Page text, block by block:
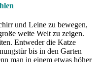
und Leine zu bewegen,
weite Welt zu zeigen.
Entweder die Katze
bis in den Garten
man in einem etwas höher